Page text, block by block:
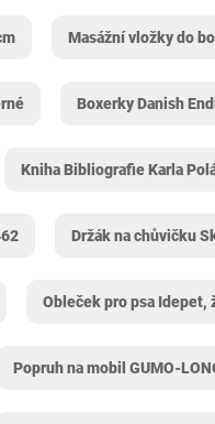
Masážní vložky do
Boxerky Danish
Kniha Bibliografie Karla
Držák na chůvičku
Obleček pro psa Idepet,
Popruh na mobil GUMO-